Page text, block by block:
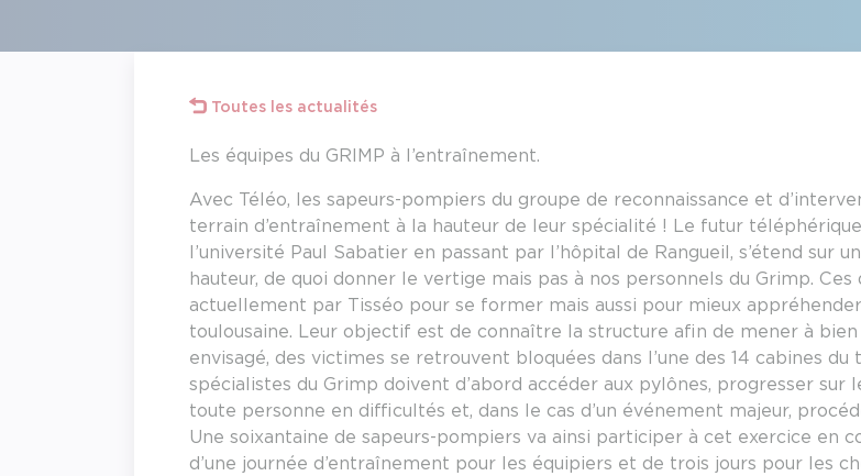
Toutes les actualités
Les équipes du GRIMP à l’entraînement.
Avec Téléo, les sapeurs-pompiers du groupe de reconnaissance et
terrain d’entraînement à la hauteur de leur spécialité ! Le futur
l’université Paul Sabatier en passant par l’hôpital de Rangueil, s’étend sur
hauteur, de quoi donner le vertige mais pas à nos personnels du Grimp.
actuellement par Tisséo pour se former mais aussi pour mieux
toulousaine. Leur objectif est de connaître la structure afin de mener à bien
envisagé, des victimes se retrouvent bloquées dans l’une des 14 cabines
spécialistes du Grimp doivent d’abord accéder aux pylônes, progresser
toute personne en difficultés et, dans le cas d’un événement majeur,
Une soixantaine de sapeurs-pompiers va ainsi participer à cet exercice en
d’une journée d’entraînement pour les équipiers et de trois jours pour les